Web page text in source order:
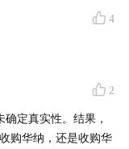
罗马》
4
2
定真实性。结果，
购华纳，还是收购华